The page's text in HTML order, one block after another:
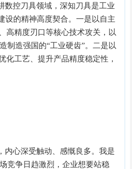
数控刀具领域，深知刀具是工业
设的精神高度契合。一是以自主
高精度刃口等核心技术攻关，以
制造强国的“工业硬齿”。二是以
化工艺、提升产品精度稳定性，
内心深受触动、感慨良多。我是
竞争日趋激烈，企业想要站稳